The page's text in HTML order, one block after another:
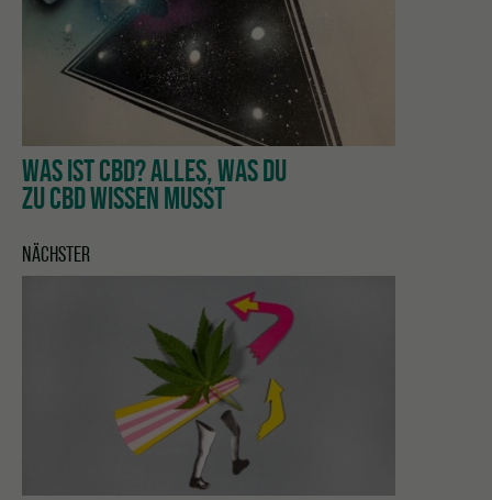
WAS IST CBD? ALLES, WAS DU
ZU CBD WISSEN MUSST
NÄCHSTER